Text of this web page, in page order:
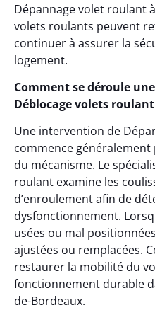
Dépannage volet roulant
volets roulants peuvent
continuer à assurer la
logement.
Comment se déroule
Déblocage volets
Une intervention de
commence
du mécanisme. Le
roulant examine les
d’enroulement afin de
dysfonctionnement.
usées ou mal
ajustées ou remplacées.
restaurer la mobilité du
fonctionnement durable
de-Bordeaux.